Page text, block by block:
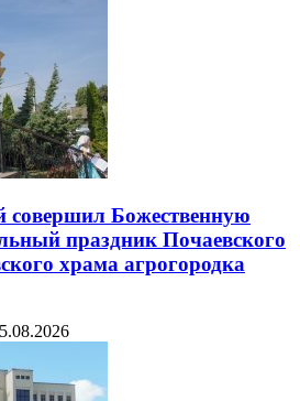
Божественную
праздник Почаевского
храма агрогородка